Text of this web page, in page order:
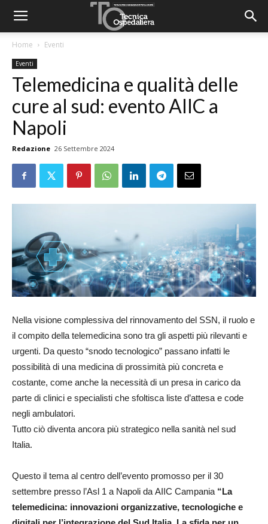
Home Eventi
Eventi
Telemedicina e qualità delle
cure al sud: evento AIIC a
Napoli
Redazione 26 Settembre 2024
Nella visione complessiva del rinnovamento del SSN, il ruolo e
il compito della telemedicina sono tra gli aspetti più rilevanti e
urgenti. Da questo “snodo tecnologico” passano infatti le
possibilità di una medicina di prossimità più concreta e
costante, come anche la necessità di un presa in carico da
parte di clinici e specialisti che sfoltisca liste d’attesa e code
negli ambulatori.
Tutto ciò diventa ancora più strategico nella sanità nel sud
Italia.
Questo il tema al centro dell’evento promosso per il 30
settembre presso l’Asl 1 a Napoli da AIIC Campania “La
telemedicina: innovazioni organizzative, tecnologiche e